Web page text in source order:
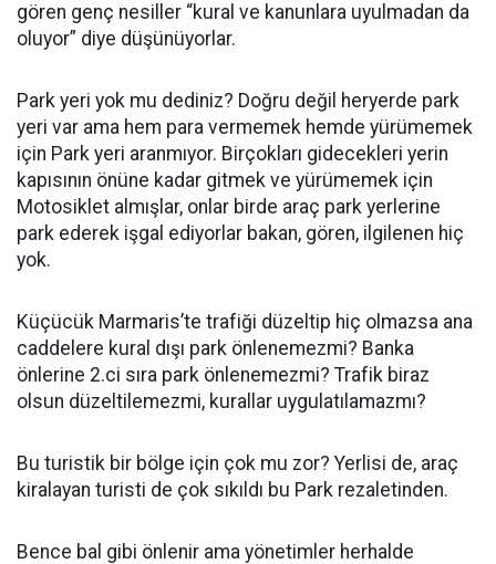
gören genç nesiller “kural ve kanunlara uyulmadan da
oluyor” diye düşünüyorlar.
Park yeri yok mu dediniz? Doğru değil heryerde park
yeri var ama hem para vermemek hemde yürümemek
için Park yeri aranmıyor. Birçokları gidecekleri yerin
kapısının önüne kadar gitmek ve yürümemek için
Motosiklet almışlar, onlar birde araç park yerlerine
park ederek işgal ediyorlar bakan, gören, ilgilenen hiç
yok.
Küçücük Marmaris’te trafiği düzeltip hiç olmazsa ana
caddelere kural dışı park önlenemezmi? Banka
önlerine 2.ci sıra park önlenemezmi? Trafik biraz
olsun düzeltilemezmi, kurallar uygulatılamazmı?
Bu turistik bir bölge için çok mu zor? Yerlisi de, araç
kiralayan turisti de çok sıkıldı bu Park rezaletinden.
Bence bal gibi önlenir ama yönetimler herhalde